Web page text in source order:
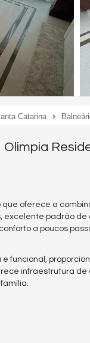
Catarina
oferece a
excelente padrão
a poucos
funcional,
infraestrutura